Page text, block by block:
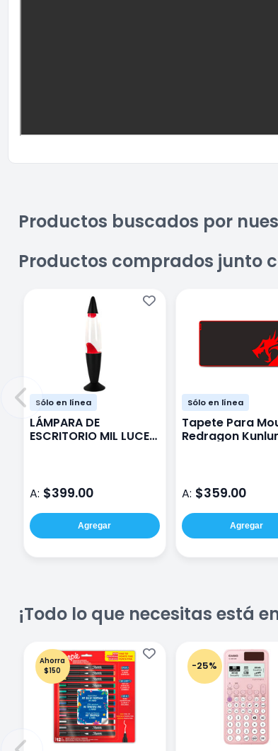
Productos buscados por
Productos comprados junto
Sólo en línea
LÁMPARA DE
ESCRITORIO MIL LUCES
A: $399.00
Agregar
Sólo en línea
Tapete Para
Redragon
A: $359.00
Agregar
¡Todo lo que necesitas está
Ahorra
$150
-25%